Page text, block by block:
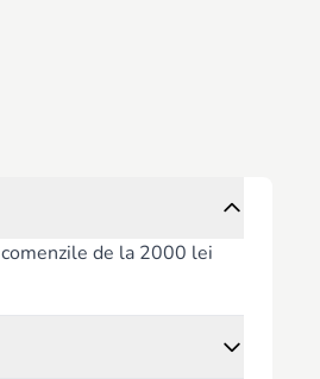
de la 2000 lei